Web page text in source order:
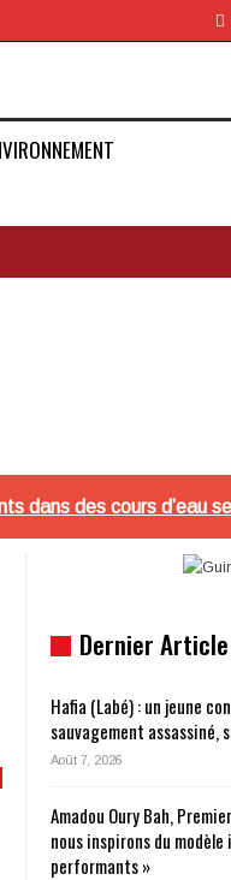
dans des cours d’eau
Dernier Article
Hafia (Labé) : un jeune
sauvagement assassiné,
Août 7, 2026
Amadou Oury Bah,
nous inspirons du
performants »